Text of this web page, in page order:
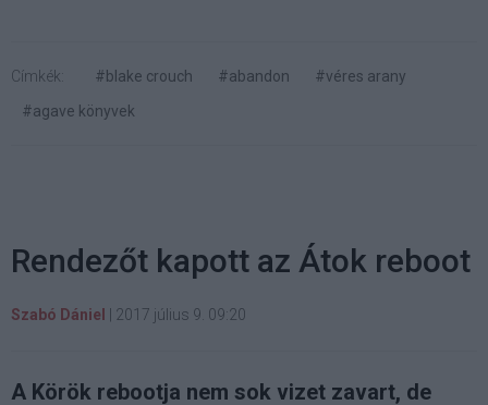
Címkék: #blake crouch #abandon
#véres arany
#agave könyvek
Rendezőt kapott az Átok reboot
Szabó Dániel | 2017 július 9. 09:20
A Körök rebootja nem sok vizet zavart, de